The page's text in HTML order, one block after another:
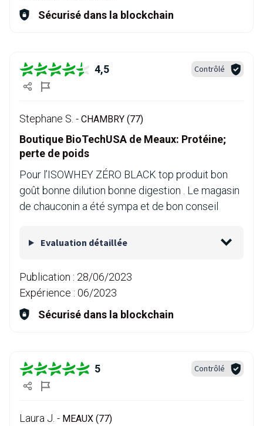
Sécurisé dans la blockchain
4,5 Contrôlé
Stephane S. - CHAMBRY (77)
Boutique BioTechUSA de Meaux: Protéine;
perte de poids
Pour l’ISOWHEY ZÉRO BLACK top produit bon
goût bonne dilution bonne digestion . Le magasin
de chauconin a été sympa et de bon conseil
Evaluation détaillée
Publication : 28/06/2023
Expérience : 06/2023
Sécurisé dans la blockchain
5 Contrôlé
Laura J. - MEAUX (77)